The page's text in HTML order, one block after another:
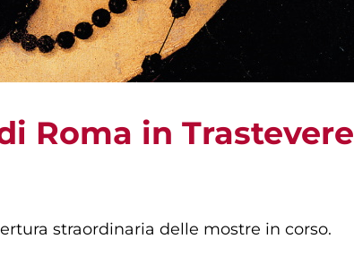
Roma in Trastevere
straordinaria delle mostre in corso.